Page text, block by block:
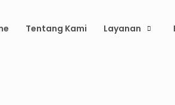
Tentang Kami Layanan